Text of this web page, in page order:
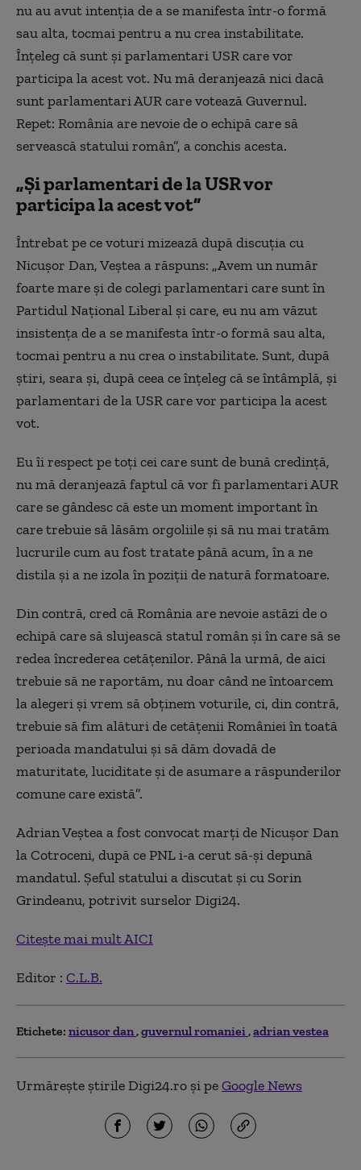
nu au avut intenția de a se manifesta într-o formă
sau alta, tocmai pentru a nu crea instabilitate.
Înțeleg că sunt și parlamentari USR care vor
participa la acest vot. Nu mă deranjează nici dacă
sunt parlamentari AUR care votează Guvernul.
Repet: România are nevoie de o echipă care să
servească statului român”, a conchis acesta.
„Și parlamentari de la USR vor
participa la acest vot”
Întrebat pe ce voturi mizează după discuția cu
Nicușor Dan, Veștea a răspuns: „Avem un număr
foarte mare și de colegi parlamentari care sunt în
Partidul Național Liberal și care, eu nu am văzut
insistența de a se manifesta într-o formă sau alta,
tocmai pentru a nu crea o instabilitate. Sunt, după
știri, seara și, după ceea ce înțeleg că se întâmplă, și
parlamentari de la USR care vor participa la acest
vot.
Eu îi respect pe toți cei care sunt de bună credință,
nu mă deranjează faptul că vor fi parlamentari AUR
care se gândesc că este un moment important în
care trebuie să lăsăm orgoliile și să nu mai tratăm
lucrurile cum au fost tratate până acum, în a ne
distila și a ne izola în poziții de natură formatoare.
Din contră, cred că România are nevoie astăzi de o
echipă care să slujească statul român și în care să se
redea încrederea cetățenilor. Până la urmă, de aici
trebuie să ne raportăm, nu doar când ne întoarcem
la alegeri și vrem să obținem voturile, ci, din contră,
trebuie să fim alături de cetățenii României în toată
perioada mandatului și să dăm dovadă de
maturitate, luciditate și de asumare a răspunderilor
comune care există”.
Adrian Veștea a fost convocat marți de Nicușor Dan
la Cotroceni, după ce PNL i-a cerut să-și depună
mandatul. Șeful statului a discutat și cu Sorin
Grindeanu, potrivit surselor Digi24.
Citește mai mult AICI
Editor : C.L.B.
Etichete: nicusor dan guvernul romaniei adrian vestea
Urmărește știrile Digi24.ro și peGoogle News